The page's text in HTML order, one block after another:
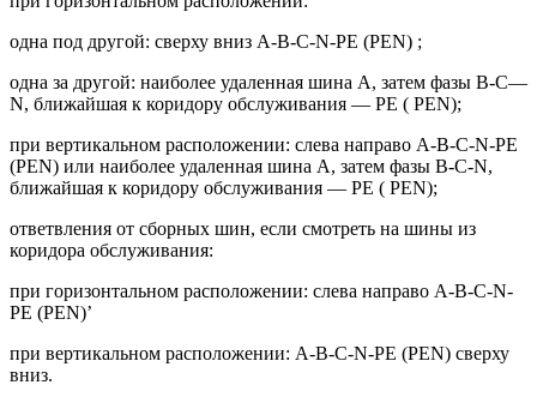
одна под другой: сверху вниз A-B-C-N-PE (PEN) ;
одна за другой: наиболее удаленная шина А, затем фазы B-C—
N, ближайшая к коридору обслуживания — РЕ ( PEN);
при вертикальном расположении: слева направо A-B-C-N-PE
(PEN) или наиболее удаленная шина А, затем фазы B-C-N,
ближайшая к коридору обслуживания — РЕ ( PEN);
ответвления от сборных шин, если смотреть на шины из
коридора обслуживания:
при горизонтальном расположении: слева направо A-B-C-N-
PE (PEN)’
при вертикальном расположении: A-B-C-N-PE (PEN) сверху
вниз.